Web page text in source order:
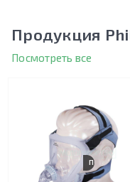
Продукция
Посмотреть все